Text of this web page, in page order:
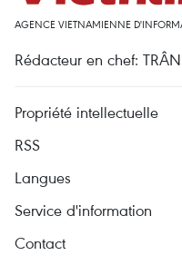
AGENCE VIETNAMIENNE
Rédacteur en chef:
Propriété intellectuelle
RSS
Langues
Service d'information
Contact